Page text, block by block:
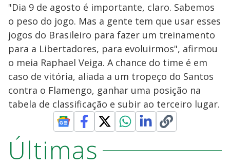
"Dia 9 de agosto é importante, claro. Sabemos
o peso do jogo. Mas a gente tem que usar esses
jogos do Brasileiro para fazer um treinamento
para a Libertadores, para evoluirmos", afirmou
o meia Raphael Veiga. A chance do time é em
caso de vitória, aliada a um tropeço do Santos
contra o Flamengo, ganhar uma posição na
tabela de classificação e subir ao terceiro lugar.
Últimas